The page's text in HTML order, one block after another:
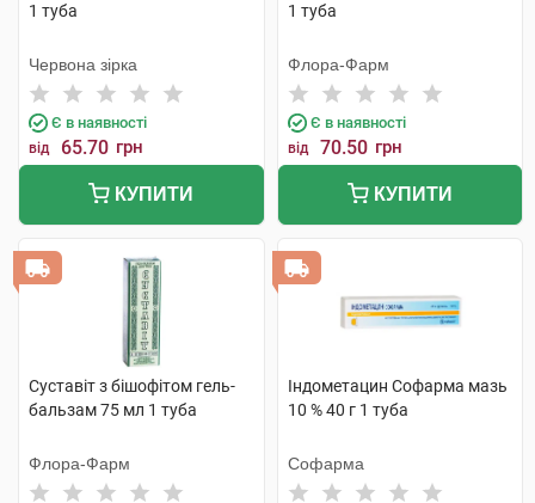
1 туба
Червона зірка
Є в наявності
від 65.70 грн
КУПИТИ
1 туба
Флора-Фарм
Є в наявності
від 70.50 грн
КУПИТИ
Суставіт з бішофітом гель-
бальзам 75 мл 1 туба
Флора-Фарм
Індометацин Софарма мазь
10 % 40 г 1 туба
Софарма